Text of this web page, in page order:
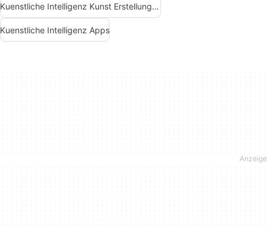
Kuenstliche Intelligenz Kunst Erstellungs Apps
Kuenstliche Intelligenz Apps